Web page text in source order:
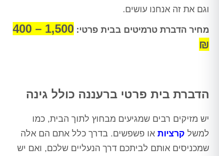
וגם את זה אנחנו עושים.
מחיר הדברת טרמיטים בבית פרטי:
1,500 – 400
₪
הדברת בית פרטי ברעננה כולל גינה
יש מזיקים רבים שמגיעים מבחוץ לתוך הבית, כמו
למשל קרציות או פשפשים. בדרך כלל אתם הם אלה
שמכניסים אותם לביתכם דרך הנעליים שלכם, ואם יש